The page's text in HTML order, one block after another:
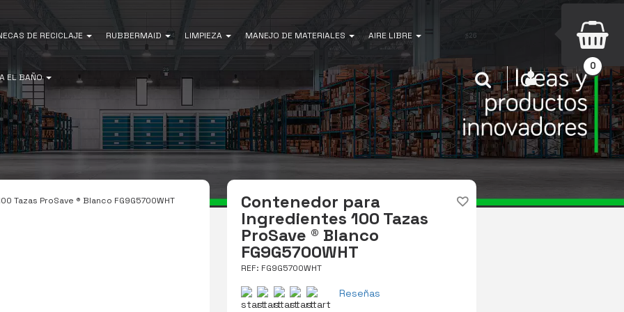
DE RECICLAJE RUBBERMAID LIMPIEZA MANEJO DE MATERIALES AIRE LIBRE
EL BAÑO INICIAR SESIÓN
Buscar
0
Tazas ProSave ® Blanco FG9G5700WHT
Contenedor para
Ingredientes 100 Tazas
ProSave ® Blanco
FG9G5700WHT
REF: FG9G5700WHT
Reseñas